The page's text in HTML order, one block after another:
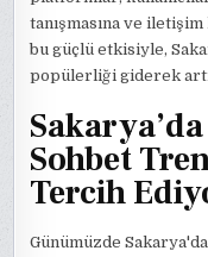
tanışmasına ve
bu güçlü etkisiyle,
popülerliği giderek
Sohbet
Tercih
Günümüzde